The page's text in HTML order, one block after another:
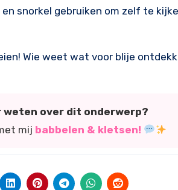
snorkel gebruiken om zelf te
Wie weet wat voor blije
weten over dit onderwerp?
mij babbelen & kletsen!